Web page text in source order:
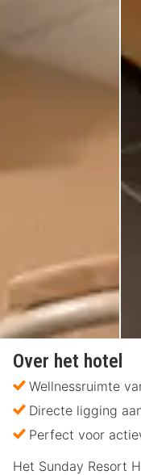
Over het hotel
Wellnessruimte
Directe ligging
Perfect voor
Het Sunday Resort